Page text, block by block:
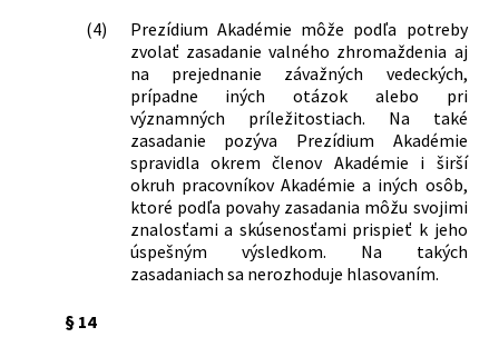
(4)
Prezídium Akadémie môže podľa potreby
zvolať zasadanie valného zhromaždenia aj
na prejednanie závažných vedeckých,
prípadne iných otázok alebo pri
významných príležitostiach. Na také
zasadanie pozýva Prezídium Akadémie
spravidla okrem členov Akadémie i širší
okruh pracovníkov Akadémie a iných osôb,
ktoré podľa povahy zasadania môžu svojimi
znalosťami a skúsenosťami prispieť k jeho
úspešným výsledkom. Na takých
zasadaniach sa nerozhoduje hlasovaním.
§ 14